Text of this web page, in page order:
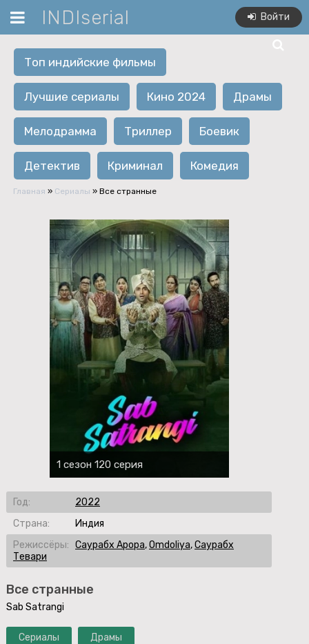
INDIserial Войти
Топ индийские фильмы
Лучшие сериалы Кино 2024 Драмы
Мелодрамма Триллер Боевик
Детектив Криминал Комедия
Главная » Сериалы » Все странные
Все странные
Sab Satrangi
Сериалы Драмы
1 сезон 120 серия
Год:
2022
Страна:
Индия
Режиссёры: Саурабх Арора,Omdoliya,Саурабх
Тевари